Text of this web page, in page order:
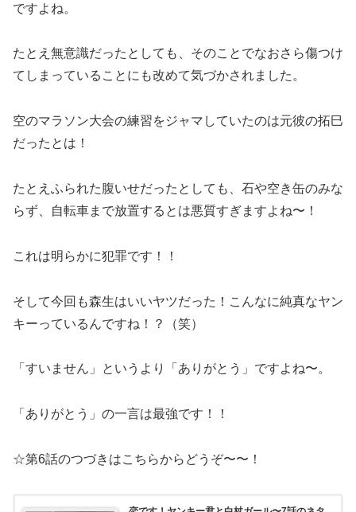
ですよね。
たとえ無意識だったとしても、そのことでなおさら傷つけ
てしまっていることにも改めて気づかされました。
空のマラソン大会の練習をジャマしていたのは元彼の拓巳
だったとは！
たとえふられた腹いせだったとしても、石や空き缶のみな
らず、自転車まで放置するとは悪質すぎますよね〜！
これは明らかに犯罪です！！
そして今回も森生はいいヤツだった！こんなに純真なヤン
キーっているんですね！？（笑）
「すいません」というより「ありがとう」ですよね〜。
「ありがとう」の一言は最強です！！
☆第6話のつづきはこちらからどうぞ〜〜！